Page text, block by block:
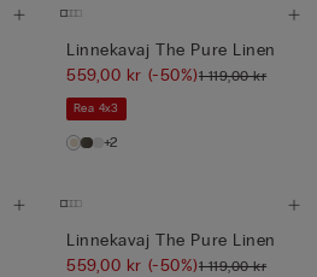
Linnekavaj The Pure Linen
559,00 kr (-50%)1 119,00 kr
Rea 4x3
+2
Linnekavaj The Pure Linen
559,00 kr (-50%)1 119,00 kr